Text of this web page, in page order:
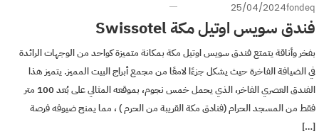
25/04/2024fondeq
فندق سويس اوتيل مكة Swissotel
بفخر وأناقة يتمتع فندق سويس اوتيل مكة بمكانة متميزة كواحد من الوجهات الرائدة
في الضيافة الفاخرة حيث يشكل جزءًا لامعًا من مجمع أبراج البيت المميز. يتميز هذا
الفندق العصري الفاخر، الذي يحمل خمس نجوم، بموقعه المثالي على بُعد 100 متر
فقط من المسجد الحرام (فنادق مكة القريبة من الحرم ) ، مما يمنح ضيوفه فرصة
[…]